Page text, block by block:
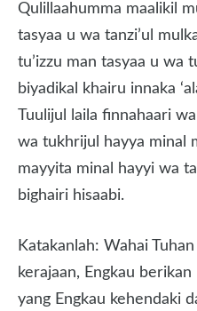
Qulillaahumma maalikil
tasyaa u wa tanzi’ul
tu’izzu man tasyaa u wa
biyadikal khairu innaka
Tuulijul laila finnahaari
wa tukhrijul hayya minal
mayyita minal hayyi wa
bighairi hisaabi.
Katakanlah: Wahai
kerajaan, Engkau
yang Engkau kehendaki